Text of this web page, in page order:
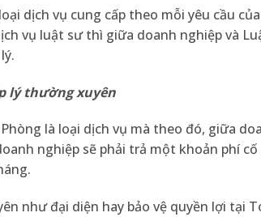
dịch vụ cung cấp theo mỗi yêu cầu
vụ luật sư thì giữa doanh nghiệp và
lý thường xuyên
là loại dịch vụ mà theo đó, giữa
nghiệp sẽ phải trả một khoản phí
như đại diện hay bảo vệ quyền lợi tại